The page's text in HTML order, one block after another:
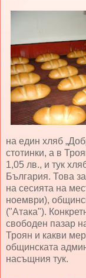
на един хляб
стотинки, а в
1,05 лв., и тук
България. Това
на сесията на
ноември),
("Атака").
свободен пазар
Троян и какви
общинската
насъщния тук.